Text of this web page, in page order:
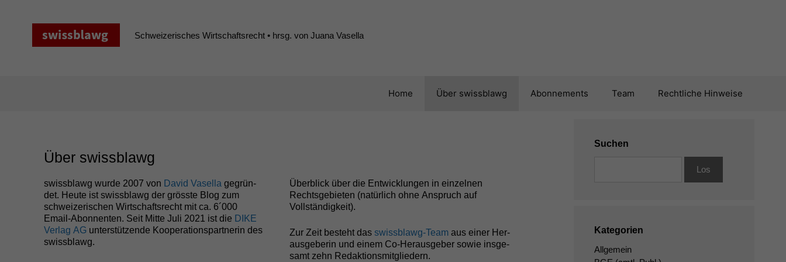
Schweizerisches Wirtschaftsrecht • hrsg. von Juana Vasella
Home Über swissblawg Abonnements Team Rechtliche Hinweise
Über swissblawg
swiss­blawg wurde 2007 von David Vasel­la gegrün­
det. Heute ist swiss­blawg der grösste Blog zum
schweiz­erischen Wirtschaft­srecht mit ca. 6´000
Email-Abon­nen­ten. Seit Mitte Juli 2021 ist die DIKE
Ver­lag AGunter­stützende Koop­er­a­tionspart­ner­in des
swissblawg.
Überblick über die Entwick­lun­gen in einzel­nen
Rechts­ge­bi­eten (natür­lich ohne Anspruch auf
Vollständigkeit).
Zur Zeit beste­ht das swiss­blawg-Teamaus ein­er Her­
aus­ge­berin und einem Co-Her­aus­ge­ber sowie ins­ge­
samt zehn Redaktionsmitgliedern.
Suchen
Kategorien
Allgemein